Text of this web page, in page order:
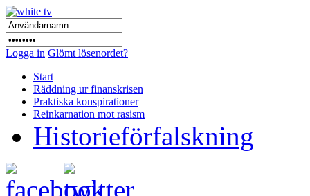
Logga in Glömt lösenordet?
Start
Räddning ur finanskrisen
Praktiska konspirationer
Reinkarnation mot rasism
Historieförfalskning